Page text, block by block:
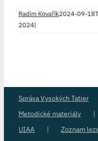
Radim Kovařík2024-09-
2024|
Správa Vysokých Tatier
Metodické materiály
UIAA
Zoznam